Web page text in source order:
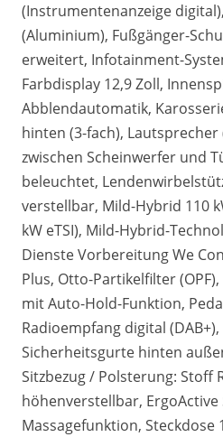
(Instrumentenanzeige
(Aluminium), Fußgänger-
erweitert, Infotainment-
Farbdisplay 12,9 Zoll,
Abblendautomatik,
hinten (3-fach), Lautsprecher
zwischen Scheinwerfer und
beleuchtet,
verstellbar, Mild-Hybrid 110
kW eTSI), Mild-Hybrid-
Dienste Vorbereitung We
Plus, Otto-Partikelfilter
mit Auto-Hold-Funktion,
Radioempfang digital
Sicherheitsgurte hinten
Sitzbezug / Polsterung: Stoff
höhenverstellbar,
Massagefunktion, Steckdose